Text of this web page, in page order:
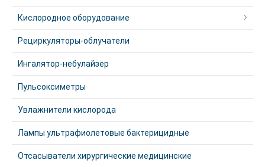
Кислородное оборудование
Рециркуляторы-облучатели
Ингалятор-небулайзер
Пульсоксиметры
Увлажнители кислорода
Лампы ультрафиолетовые бактерицидные
Отсасыватели хирургические медицинские